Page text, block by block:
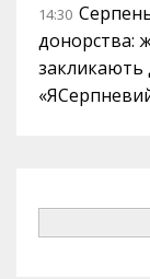
14:30
донорства:
закликають